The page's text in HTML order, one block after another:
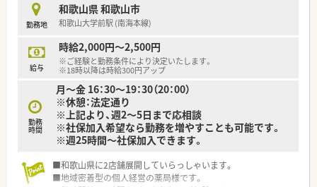
勤務地
和歌山県 和歌山市
和歌山大学前駅 (南海本線)
給与
時給2,000円～2,500円
※ご経験と勤務条件により決定いたします。
※18時以降は時給300円アップ
勤務
時間
月～金 16：30～19：30（20：00）
※休憩：法定通り
※上記より、週2～5日まで応相談
※社保加入希望なら勤務を増やすことも可能です。
※週25時間～社保加入できます。
■和歌山県に2店舗展開していらっしゃいます。
■地域密着型の個人経営の薬局様です。